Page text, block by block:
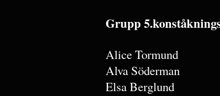
Grupp
Alice Tormund
Alva Söderman
Elsa Berglund